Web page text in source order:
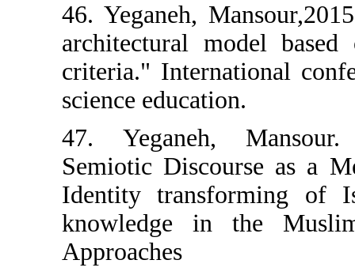
46.
architectural
criteria."
science
47.
Semiotic
Identity
knowledge